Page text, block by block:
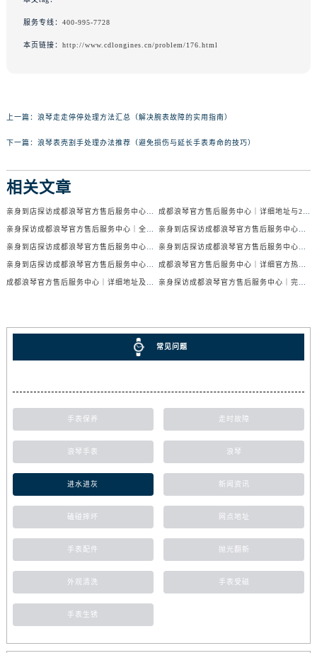
服务专线： 400-995-7728
本页链接： http://www.cdlongines.cn/problem/176.html
上一篇： 浪琴走走停停处理方法汇总（解决腕表故障的实用指南）
下一篇： 浪琴表壳割手处理办法推荐（避免损伤与延长手表寿命的技巧）
相关文章
常见问题
手表保养 走时故障
浪琴手表 浪琴
进水进灰 新闻资讯
磕碰摔坏 网点地址
手表配件 抛光翻新
外观清洗 手表受磁
手表生锈